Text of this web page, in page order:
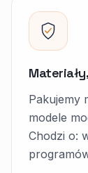
Pakujemy
modele
Chodzi o: